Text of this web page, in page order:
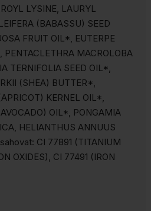
LYSINE, LAURYL
(BABASSU) SEED
FRUIT OIL*, EUTERPE
PENTACLETHRA MACROLOBA
TERNIFOLIA SEED OIL*,
(SHEA) BUTTER*,
KERNEL OIL*,
OIL*, PONGAMIA
HELIANTHUS ANNUUS
CI 77891 (TITANIUM
OXIDES), CI 77491 (IRON